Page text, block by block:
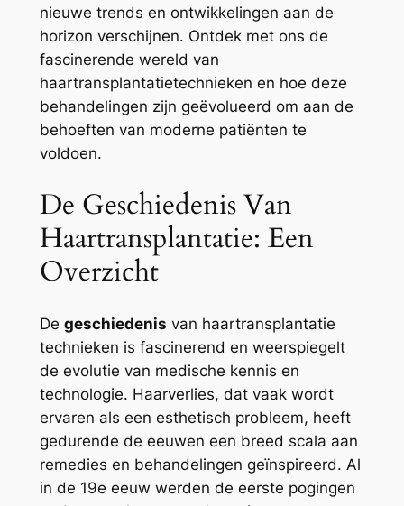
nieuwe trends en ontwikkelingen aan de
horizon verschijnen. Ontdek met ons de
fascinerende wereld van
haartransplantatietechnieken en hoe deze
behandelingen zijn geëvolueerd om aan de
behoeften van moderne patiënten te
voldoen.
De Geschiedenis Van
Haartransplantatie: Een
Overzicht
De geschiedenis van haartransplantatie
technieken is fascinerend en weerspiegelt
de evolutie van medische kennis en
technologie. Haarverlies, dat vaak wordt
ervaren als een esthetisch probleem, heeft
gedurende de eeuwen een breed scala aan
remedies en behandelingen geïnspireerd. Al
in de 19e eeuw werden de eerste pogingen